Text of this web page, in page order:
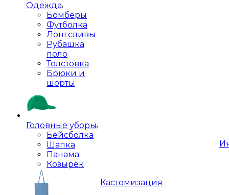
Одежда
Бомберы
Футболка
Лонгсливы
Рубашка
поло
Толстовка
Брюки и
шорты
Головные уборы
Бейсболка
Шапка
Панама
Козырек
Кастомизация